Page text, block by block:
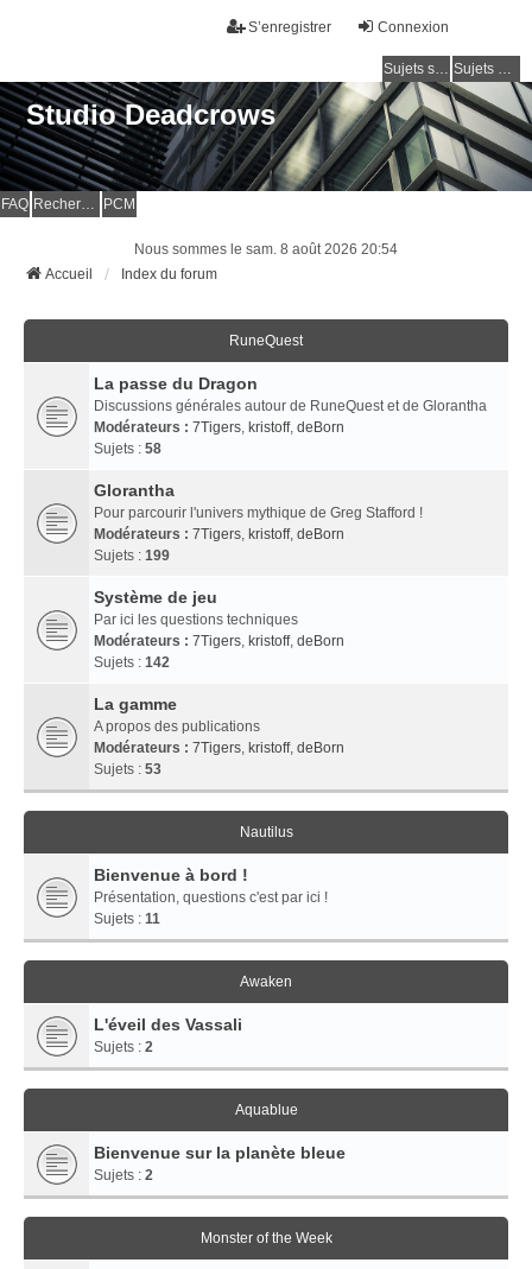
Connexion
S’enregistrer
Sujets sans réponse Sujets actifs
Studio Deadcrows
FAQ Rechercher PCM
Nous sommes le sam. 8 août 2026 20:54
Accueil
Index du forum
RuneQuest
La passe du Dragon
Discussions générales autour de RuneQuest et de Glorantha
Modérateurs : 7Tigers, kristoff, deBorn
Sujets : 58
Glorantha
Pour parcourir l'univers mythique de Greg Stafford !
Modérateurs : 7Tigers, kristoff, deBorn
Sujets : 199
Système de jeu
Par ici les questions techniques
Modérateurs : 7Tigers, kristoff, deBorn
Sujets : 142
La gamme
A propos des publications
Modérateurs : 7Tigers, kristoff, deBorn
Sujets : 53
Nautilus
Bienvenue à bord !
Présentation, questions c'est par ici !
Sujets : 11
Awaken
L'éveil des Vassali
Sujets : 2
Aquablue
Bienvenue sur la planète bleue
Sujets : 2
Monster of the Week